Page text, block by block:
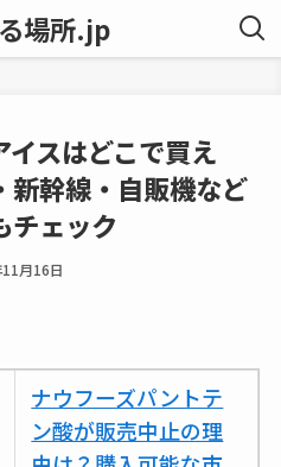
場所.jp
イスはどこで買え
新幹線・自販機など
チェック
月16日
ナウフーズパントテ
ン酸が販売中止の理